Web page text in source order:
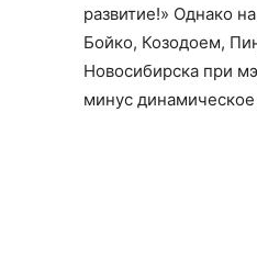
развитие!» Однако
Бойко, Козодоем,
Новосибирска при
минус динамическое